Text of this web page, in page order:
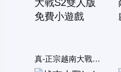
真-正宗越南大戰S2雙人版